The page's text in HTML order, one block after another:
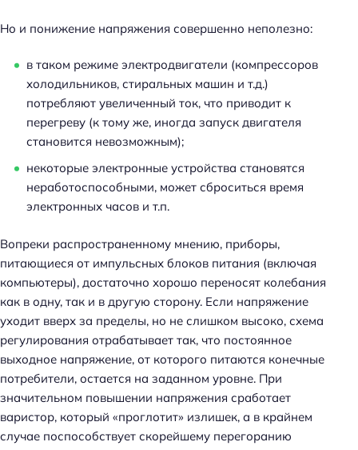
Но и понижение напряжения совершенно неполезно:
в таком режиме электродвигатели (компрессоров
холодильников, стиральных машин и т.д.)
потребляют увеличенный ток, что приводит к
перегреву (к тому же, иногда запуск двигателя
становится невозможным);
некоторые электронные устройства становятся
неработоспособными, может сброситься время
электронных часов и т.п.
Вопреки распространенному мнению, приборы,
питающиеся от импульсных блоков питания (включая
компьютеры), достаточно хорошо переносят колебания
как в одну, так и в другую сторону. Если напряжение
уходит вверх за пределы, но не слишком высоко, схема
регулирования отрабатывает так, что постоянное
выходное напряжение, от которого питаются конечные
потребители, остается на заданном уровне. При
значительном повышении напряжения сработает
варистор, который «проглотит» излишек, а в крайнем
случае поспособствует скорейшему перегоранию